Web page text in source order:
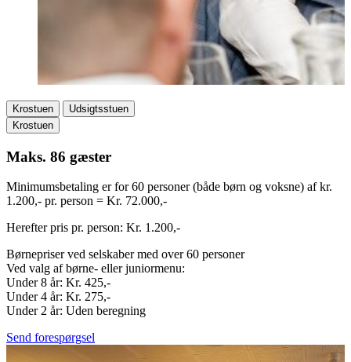
Krostuen
Udsigtsstuen
Krostuen
Maks. 86 gæster
Minimumsbetaling er for 60 personer (både børn og voksne) af kr.
1.200,- pr. person = Kr. 72.000,-
Herefter pris pr. person: Kr. 1.200,-
Børnepriser ved selskaber med over 60 personer
Ved valg af børne- eller juniormenu:
Under 8 år: Kr. 425,-
Under 4 år: Kr. 275,-
Under 2 år: Uden beregning
Send forespørgsel